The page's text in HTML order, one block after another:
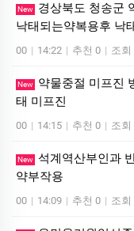
New
경상북도 청송군
낙태되는약복용후 낙
00 | 14:22 | 추천 0 | 조회
New
약물중절 미프진
태 미­프진
00 | 14:15 | 추천 0 | 조회
New
석계역산부인과
약부작용
00 | 14:09 | 추천 0 | 조회